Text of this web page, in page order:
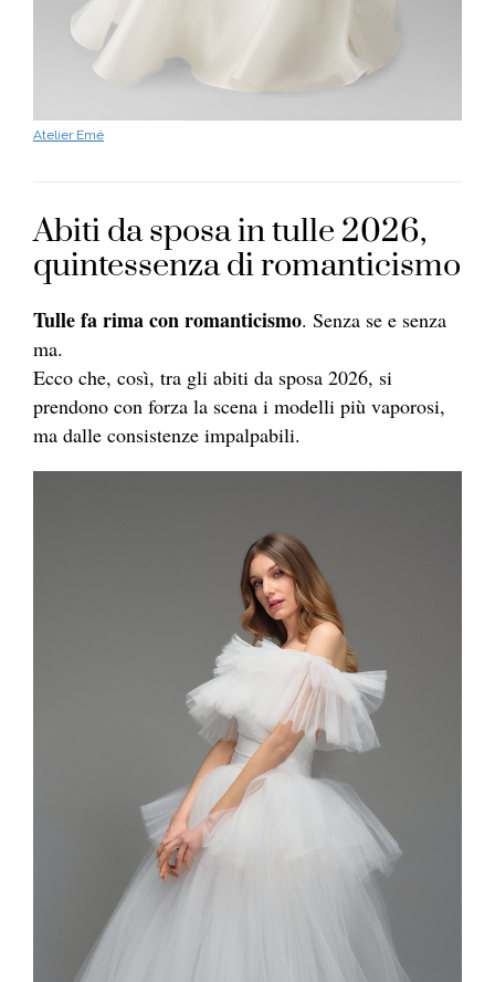
Atelier Emé
Abiti da sposa in tulle 2026,
quintessenza di romanticismo
Tulle fa rima con romanticismo. Senza se e senza
ma.
Ecco che, così, tra gli abiti da sposa 2026, si
prendono con forza la scena i modelli più vaporosi,
ma dalle consistenze impalpabili.